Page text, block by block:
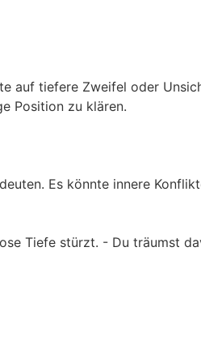
auf tiefere Zweifel oder
Position zu klären.
Es könnte innere
Tiefe stürzt. - Du träumst